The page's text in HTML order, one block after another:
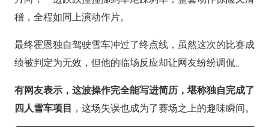
稽，全程如同上演动作片。
最终霍恩独自驾驶雪车冲过了终点线，虽然这次的比赛成
绩被判定为无效，但他的临场反应却让网友纷纷调侃。
有网友表示，这波操作完全能写进简历，堪称独自完成了
四人雪车项目 ，这场失误也成为了赛场之上的趣味瞬间。